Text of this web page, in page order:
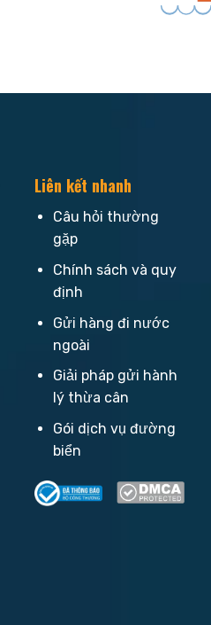
Liên kết nhanh
Câu hỏi thường
gặp
Chính sách và quy
định
Gửi hàng đi nước
ngoài
Giải pháp gửi hành
lý thừa cân
Gói dịch vụ đường
biển